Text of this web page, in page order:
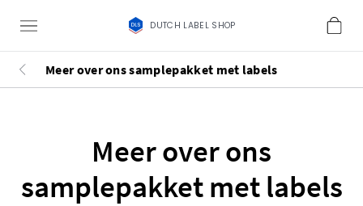
DUTCH LABEL SHOP
Meer over ons samplepakket met labels
Meer over ons
samplepakket met labels